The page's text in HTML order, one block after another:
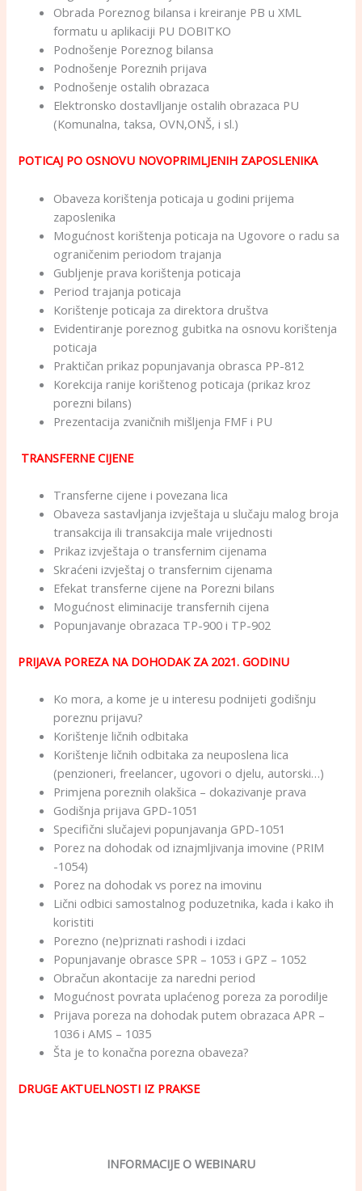
Obrada Poreznog bilansa i kreiranje PB u XML
formatu u aplikaciji PU DOBITKO
Podnošenje Poreznog bilansa
Podnošenje Poreznih prijava
Podnošenje ostalih obrazaca
Elektronsko dostavlljanje ostalih obrazaca PU
(Komunalna, taksa, OVN,ONŠ, i sl.)
POTICAJ PO OSNOVU NOVOPRIMLJENIH ZAPOSLENIKA
Obaveza korištenja poticaja u godini prijema
zaposlenika
Mogućnost korištenja poticaja na Ugovore o radu sa
ograničenim periodom trajanja
Gubljenje prava korištenja poticaja
Period trajanja poticaja
Korištenje poticaja za direktora društva
Evidentiranje poreznog gubitka na osnovu korištenja
poticaja
Praktičan prikaz popunjavanja obrasca PP-812
Korekcija ranije korištenog poticaja (prikaz kroz
porezni bilans)
Prezentacija zvaničnih mišljenja FMF i PU
TRANSFERNE CIJENE
Transferne cijene i povezana lica
Obaveza sastavljanja izvještaja u slučaju malog broja
transakcija ili transakcija male vrijednosti
Prikaz izvještaja o transfernim cijenama
Skraćeni izvještaj o transfernim cijenama
Efekat transferne cijene na Porezni bilans
Mogućnost eliminacije transfernih cijena
Popunjavanje obrazaca TP-900 i TP-902
PRIJAVA POREZA NA DOHODAK ZA 2021. GODINU
Ko mora, a kome je u interesu podnijeti godišnju
poreznu prijavu?
Korištenje ličnih odbitaka
Korištenje ličnih odbitaka za neuposlena lica
(penzioneri, freelancer, ugovori o djelu, autorski…)
Primjena poreznih olakšica – dokazivanje prava
Godišnja prijava GPD-1051
Specifični slučajevi popunjavanja GPD-1051
Porez na dohodak od iznajmljivanja imovine (PRIM
-1054)
Porez na dohodak vs porez na imovinu
Lični odbici samostalnog poduzetnika, kada i kako ih
koristiti
Porezno (ne)priznati rashodi i izdaci
Popunjavanje obrasce SPR – 1053 i GPZ – 1052
Obračun akontacije za naredni period
Mogućnost povrata uplaćenog poreza za porodilje
Prijava poreza na dohodak putem obrazaca APR –
1036 i AMS – 1035
Šta je to konačna porezna obaveza?
DRUGE AKTUELNOSTI IZ PRAKSE
INFORMACIJE O WEBINARU